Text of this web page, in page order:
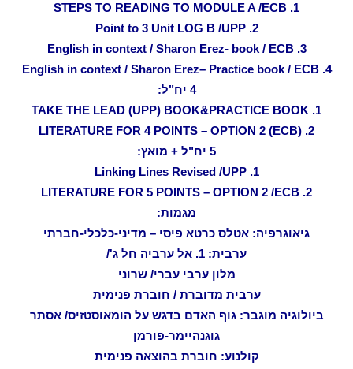
1. STEPS TO READING TO MODULE A /ECB
2. Point to 3 Unit LOG B /UPP
3. English in context / Sharon Erez- book / ECB
4. English in context / Sharon Erez– Practice book / ECB
4 יח"ל:
1. TAKE THE LEAD (UPP) BOOK&PRACTICE BOOK
2. LITERATURE FOR 4 POINTS – OPTION 2 (ECB)
5 יח"ל + מואץ:
1. Linking Lines Revised /UPP
2. LITERATURE FOR 5 POINTS – OPTION 2 /ECB
מגמות:
גיאוגרפיה: אטלס כרטא פיסי – מדיני-כלכלי-חברתי
ערבית: 1. אל ערביה חל ג'/
מלון ערבי עברי/ שרוני
ערבית מדוברת / חוברת פנימית
ביולוגיה מוגבר: גוף האדם בדגש על הומאוסטזיס/ אסתר
גוגנהיימר-פורמן
קולנוע: חוברת בהוצאה פנימית